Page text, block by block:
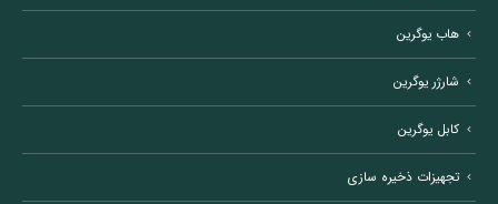
هاب یوگرین
شارژر یوگرین
کابل یوگرین
تجهیزات ذخیره سازی